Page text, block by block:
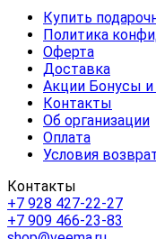
Купить
Политика
Оферта
Доставка
Акции Бонусы
Контакты
Об организации
Оплата
Условия
Контакты
+7 928 427-22-27
+7 909 466-23-83